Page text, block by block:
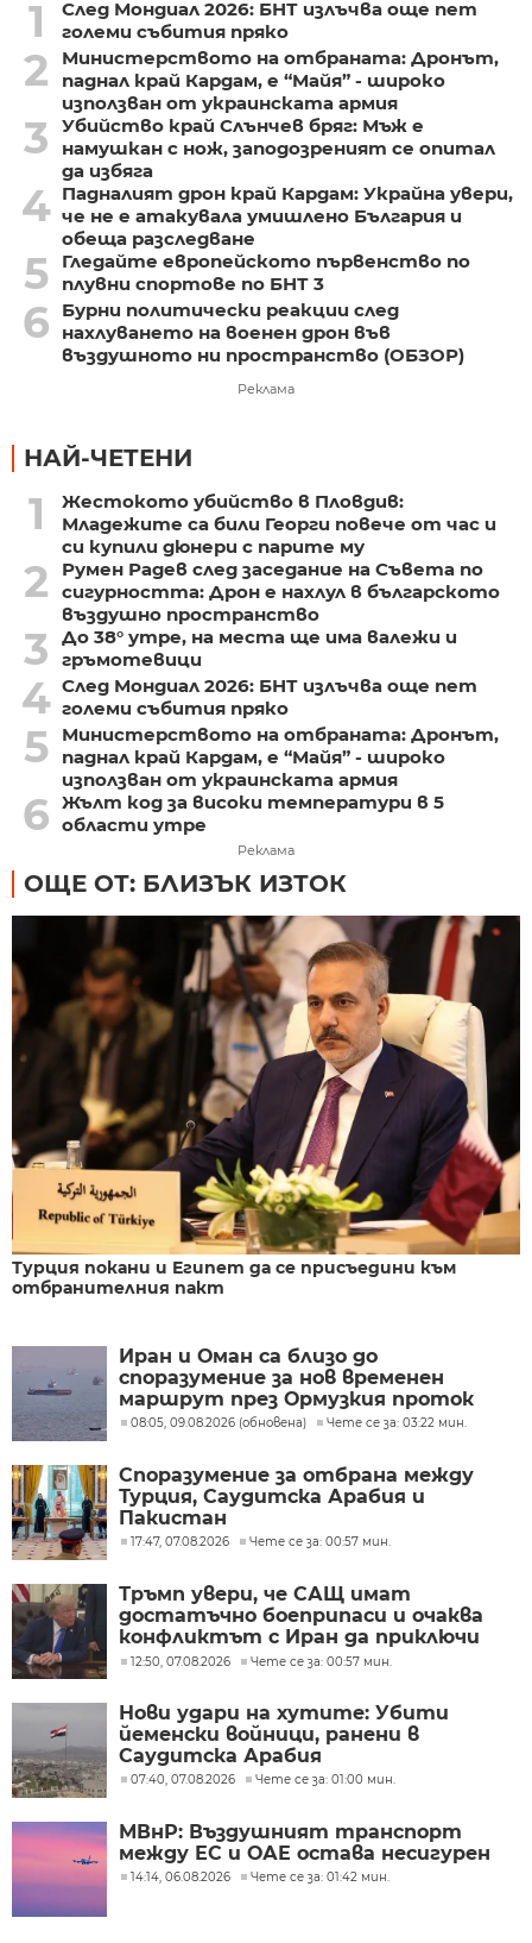
1
След Мондиал 2026: БНТ излъчва още пет
големи събития пряко
2
Министерството на отбраната: Дронът,
паднал край Кардам, е “Майя” - широко
използван от украинската армия
3
Убийство край Слънчев бряг: Мъж е
намушкан с нож, заподозреният се опитал
да избяга
4 Падналият дрон край Кардам: Украйна увери,
че не е атакувала умишлено България и
обеща разследване
5
Гледайте европейското първенство по
плувни спортове по БНТ 3
6
Бурни политически реакции след
нахлуването на военен дрон във
въздушното ни пространство (ОБЗОР)
Реклама
НАЙ-ЧЕТЕНИ
1
Жестокото убийство в Пловдив:
Младежите са били Георги повече от час и
си купили дюнери с парите му
2
Румен Радев след заседание на Съвета по
сигурността: Дрон е нахлул в българското
въздушно пространство
3
До 38° утре, на места ще има валежи и
гръмотевици
4 След Мондиал 2026: БНТ излъчва още пет
големи събития пряко
5
Министерството на отбраната: Дронът,
паднал край Кардам, е “Майя” - широко
използван от украинската армия
6 Жълт код за високи температури в 5
области утре
Реклама
ОЩЕ ОТ: БЛИЗЪК ИЗТОК
Турция покани и Египет да се присъедини към
отбранителния пакт
Иран и Оман са близо до
споразумение за нов временен
маршрут през Ормузкия проток
08:05, 09.08.2026 (обновена) Чете се за: 03:22 мин.
Споразумение за отбрана между
Турция, Саудитска Арабия и
Пакистан
17:47, 07.08.2026 Чете се за: 00:57 мин.
Тръмп увери, че САЩ имат
достатъчно боеприпаси и очаква
конфликтът с Иран да приключи
скоро
12:50, 07.08.2026 Чете се за: 00:57 мин.
Нови удари на хутите: Убити
йеменски войници, ранени в
Саудитска Арабия
07:40, 07.08.2026 Чете се за: 01:00 мин.
МВнР: Въздушният транспорт
между ЕС и ОАЕ остава несигурен
14:14, 06.08.2026 Чете се за: 01:42 мин.